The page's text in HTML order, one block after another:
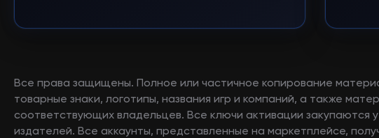
Все права защищены. Полное или частичное копирование
товарные знаки, логотипы, названия игр и компаний, а также
соответствующих владельцев. Все ключи активации закупаются
издателей. Все аккаунты, представленные на маркетплейсе,